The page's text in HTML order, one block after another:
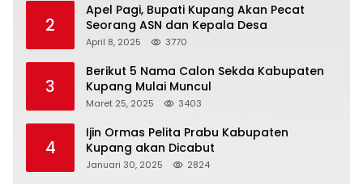
2
Apel Pagi, Bupati Kupang Akan Pecat
Seorang ASN dan Kepala Desa
April 8, 2025 3770
3
Berikut 5 Nama Calon Sekda Kabupaten
Kupang Mulai Muncul
Maret 25, 2025 3403
4
Ijin Ormas Pelita Prabu Kabupaten
Kupang akan Dicabut
Januari 30, 2025 2824